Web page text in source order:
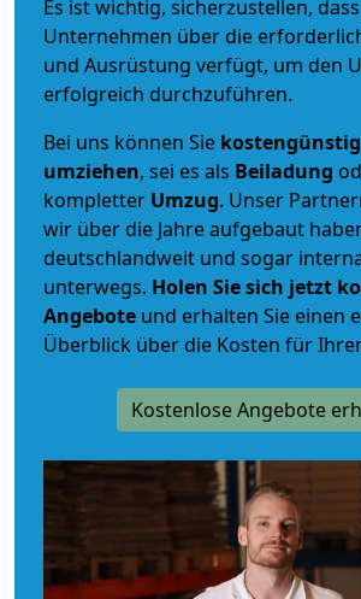
Es ist wichtig, sicherzustellen,
Unternehmen über die
und Ausrüstung verfügt, um den
erfolgreich durchzuführen.
Bei uns können Sie kostengünstig
umziehen, sei es als Beiladung
kompletter Umzug. Unser
wir über die Jahre aufgebaut
deutschlandweit und sogar
unterwegs. Holen Sie sich jetzt
Angebote und erhalten Sie einen
Überblick über die Kosten für
Kostenlose Angebote